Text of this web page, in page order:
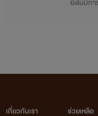
ยังไม่มีก
เกี่ยวกับเรา
ช่วยเหลือ